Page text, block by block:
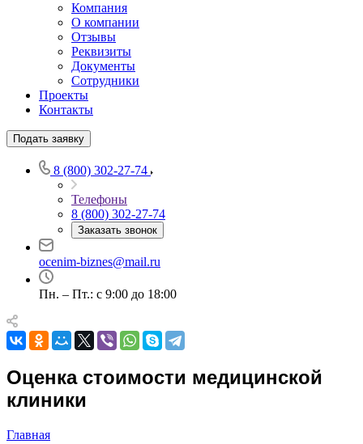
Компания
О компании
Отзывы
Реквизиты
Документы
Сотрудники
Проекты
Контакты
Подать заявку
8 (800) 302-27-74
Телефоны
8 (800) 302-27-74
Заказать звонок
ocenim-biznes@mail.ru
Пн. – Пт.: с 9:00 до 18:00
Оценка стоимости медицинской
клиники
Главная
Выберите ваш город
Например: Барнаул
Абдулино
Алушта
Альметьевск
Ангарск
Анжеро-Судженск
Апрелевка